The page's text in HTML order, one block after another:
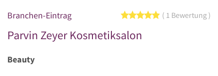
Branchen-Eintrag 5 von 5 Sternen
1 Bewertung
Parvin Zeyer Kosmetiksalon
Beauty